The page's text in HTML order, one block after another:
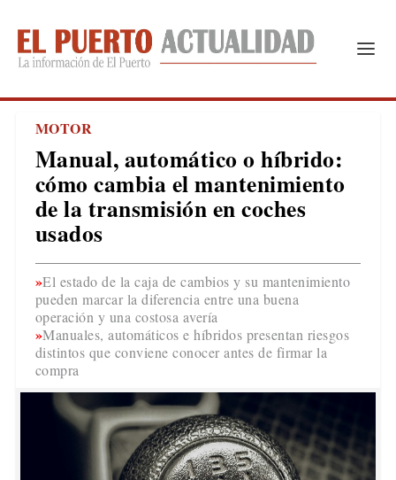
MOTOR
Manual, automático o híbrido:
cómo cambia el mantenimiento
de la transmisión en coches
usados
El estado de la caja de cambios y su mantenimiento
pueden marcar la diferencia entre una buena
operación y una costosa avería
Manuales, automáticos e híbridos presentan riesgos
distintos que conviene conocer antes de firmar la
compra